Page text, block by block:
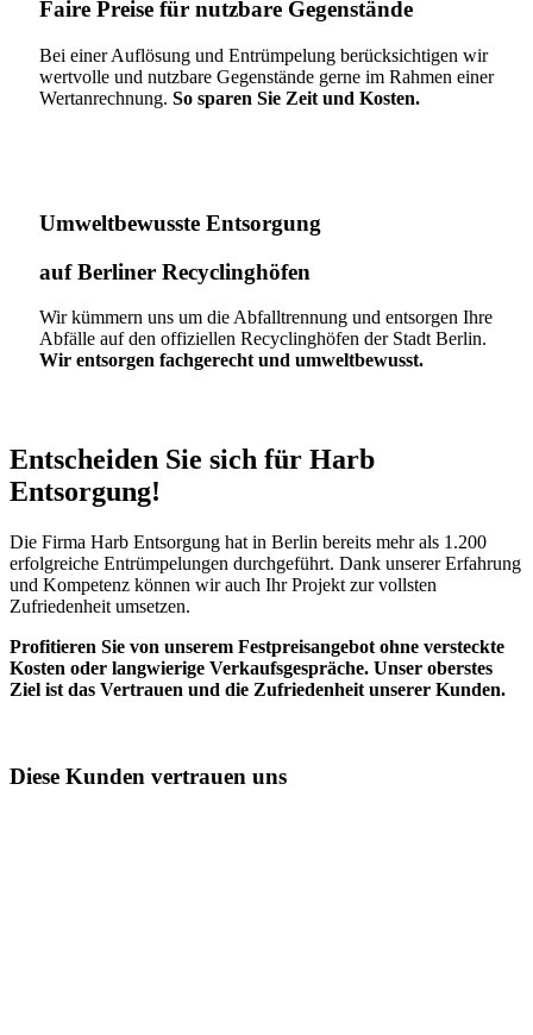
Faire Preise für nutzbare Gegenstände
Bei einer Auflösung und Entrümpelung berücksichtigen wir
wertvolle und nutzbare Gegenstände gerne im Rahmen einer
Wertanrechnung. So sparen Sie Zeit und Kosten.
Umweltbewusste Entsorgung
auf Berliner Recyclinghöfen​
Wir kümmern uns um die Abfalltrennung und entsorgen Ihre
Abfälle auf den offiziellen Recyclinghöfen der Stadt Berlin.
Wir entsorgen fachgerecht und umweltbewusst.
Entscheiden Sie sich für Harb
Entsorgung!​
Die Firma Harb Entsorgung hat in Berlin bereits mehr als 1.200
erfolgreiche Entrümpelungen durchgeführt. Dank unserer Erfahrung
und Kompetenz können wir auch Ihr Projekt zur vollsten
Zufriedenheit umsetzen.
Profitieren Sie von unserem Festpreisangebot ohne versteckte
Kosten oder langwierige Verkaufsgespräche. Unser oberstes
Ziel ist das Vertrauen und die Zufriedenheit unserer Kunden.
Diese Kunden vertrauen uns